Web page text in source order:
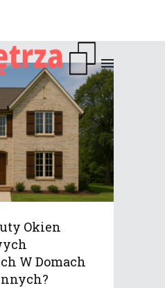
Okien
W Domach